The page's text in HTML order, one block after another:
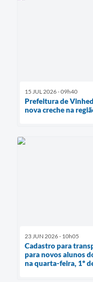
15 JUL 2026 - 09h40
Prefeitura de
nova creche na
23 JUN 2026 - 10h05
Cadastro para
para novos alunos
na quarta-feira, 1º